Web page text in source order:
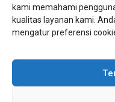
kami memahami
kualitas layanan kami.
mengatur preferensi
Cabang Jakarta
Kembangan, Jakarta
Sektor A3,